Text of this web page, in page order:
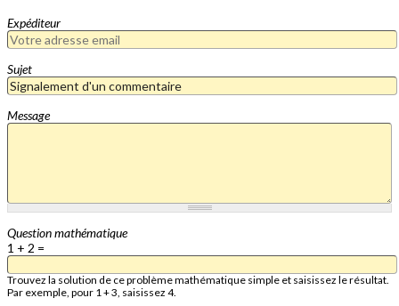
Expéditeur
Sujet
Message
Question mathématique
1 + 2 =
Trouvez la solution de ce problème mathématique simple et saisissez le résultat.
Par exemple, pour 1 + 3, saisissez 4.